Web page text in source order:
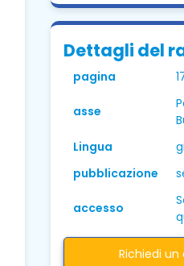
Dettagli del
pagina
asse
Lingua
pubblicazione
accesso
Richiedi